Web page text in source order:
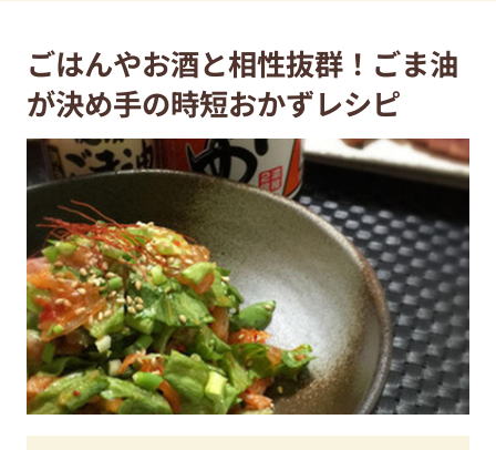
ごはんやお酒と相性抜群！ごま油
が決め手の時短おかずレシピ